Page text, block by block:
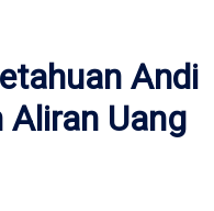
Andi
Aliran Uang